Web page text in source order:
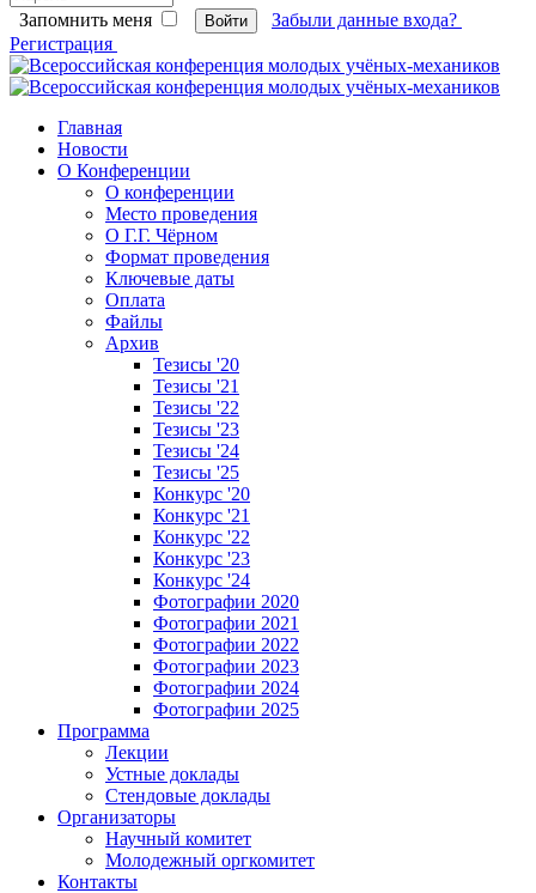
Запомнить меня Войти
Забыли данные входа?
Регистрация
Главная
Новости
О Конференции
О конференции
Место проведения
О Г.Г. Чёрном
Формат проведения
Ключевые даты
Оплата
Файлы
Архив
Тезисы '20
Тезисы '21
Тезисы '22
Тезисы '23
Тезисы '24
Тезисы '25
Конкурс '20
Конкурс '21
Конкурс '22
Конкурс '23
Конкурс '24
Фотографии 2020
Фотографии 2021
Фотографии 2022
Фотографии 2023
Фотографии 2024
Фотографии 2025
Программа
Лекции
Устные доклады
Стендовые доклады
Организаторы
Научный комитет
Молодежный оргкомитет
Контакты